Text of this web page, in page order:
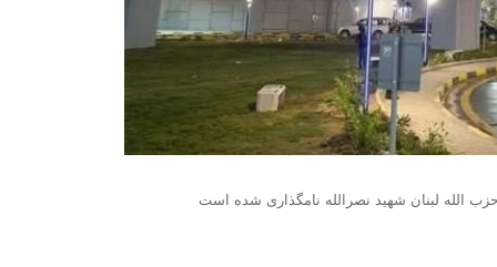
حزب الله لبنان شهید نصرالله نامگذاری شده است